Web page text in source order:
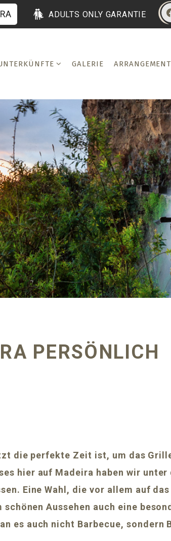
ADULTS ONLY GARANTIE
GALERIE
PERSÖNLICH
die perfekte Zeit ist, um das
hier auf Madeira haben wir
Eine Wahl, die vor allem auf das
Aussehen auch eine
es auch nicht Barbecue, sondern